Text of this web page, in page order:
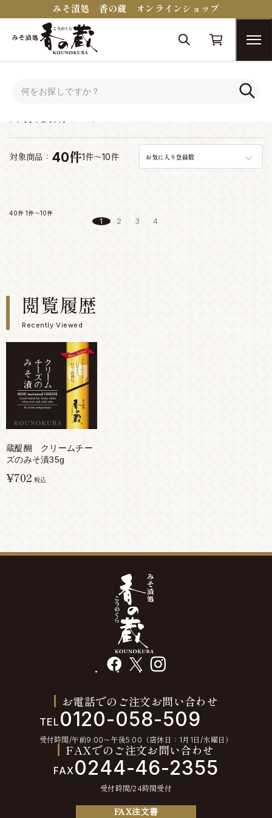
みそ漬処 香の蔵 オンラインショップ
対象商品： 40件1件～10件 お気に入り登録数
40件 1件～10件
1 2 3 4
閲覧履歴
Recently Viewed
蔵醍醐 クリームチー
ズのみそ漬35g
¥702 税込
facebook instagram
お電話でのご注文お問い合わせ
TEL 0120-058-509
受付時間/午前9:00〜午後5:00（店休日：1月1日/水曜日）
FAXでのご注文お問い合わせ
FAX 0244-46-2355
受付時間/24時間受付
FAX注文書